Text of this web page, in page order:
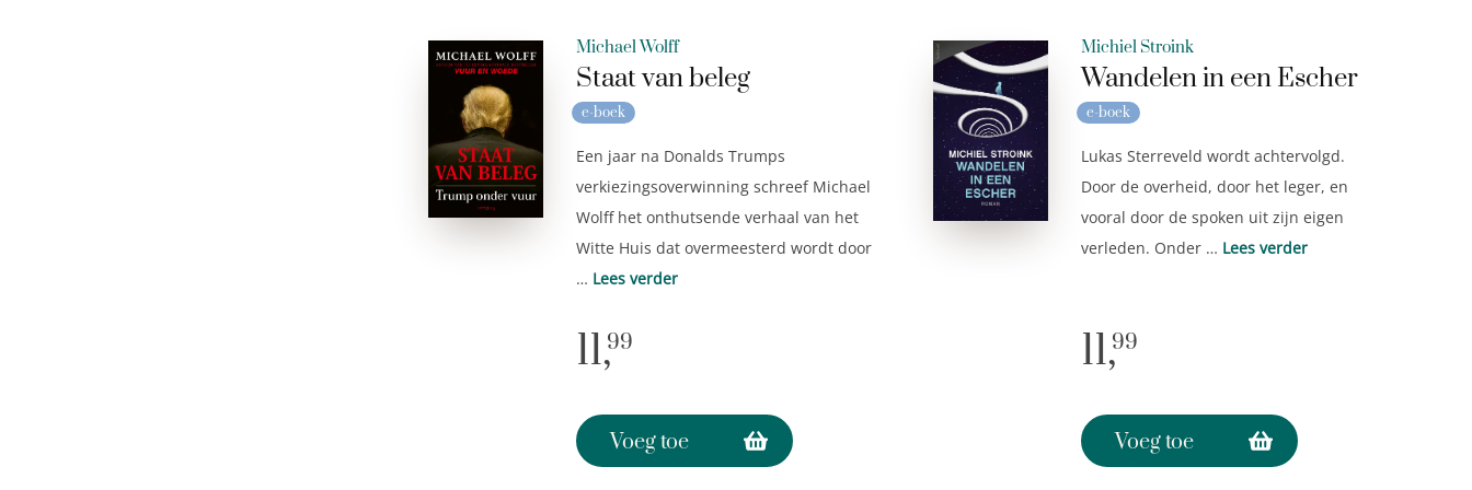
Michael Wolff
Staat van beleg
e-boek
Een jaar na Donalds Trumps
verkiezingsoverwinning schreef Michael
Wolff het onthutsende verhaal van het
Witte Huis dat overmeesterd wordt door
… Lees verder
11,99
Voeg toe
Michiel Stroink
Wandelen in een Escher
e-boek
Lukas Sterreveld wordt achtervolgd.
Door de overheid, door het leger, en
vooral door de spoken uit zijn eigen
verleden. Onder … Lees verder
11,99
Voeg toe